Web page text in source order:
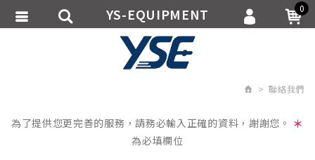
聯絡我們
為了提供您更完善的服務，請務必輸入正確的資料，謝謝您。 ＊
為必填欄位
YS-EQUIPMENT 0
會員登入
會員註冊
訂單查詢
追蹤清單
繁體中文